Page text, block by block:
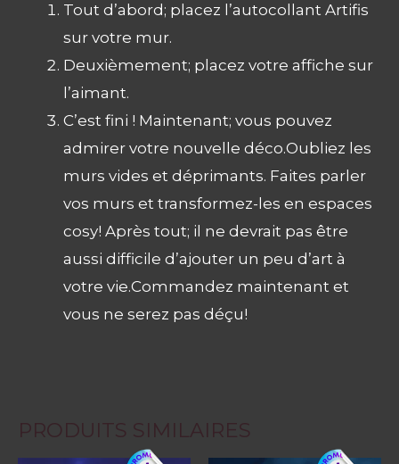
Tout d’abord; placez l’autocollant Artifis
sur votre mur.
Deuxièmement; placez votre affiche sur
l’aimant.
C’est fini ! Maintenant; vous pouvez
admirer votre nouvelle déco.Oubliez les
murs vides et déprimants. Faites parler
vos murs et transformez-les en espaces
cosy! Après tout; il ne devrait pas être
aussi difficile d’ajouter un peu d’art à
votre vie.Commandez maintenant et
vous ne serez pas déçu!
PRODUITS SIMILAIRES